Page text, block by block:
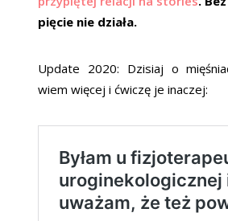
pięcie nie działa.
Update 2020: Dzisiaj o
wiem więcej i ćwiczę je inaczej: